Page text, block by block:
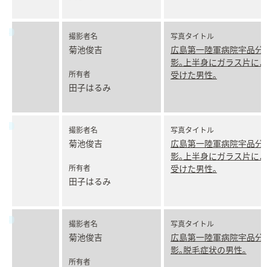
撮影者名
菊池俊吉
所有者
田子はるみ
写真タイトル
広島第一陸軍病院宇品分
影｡上半身にガラス片に
受けた男性｡
撮影者名
菊池俊吉
所有者
田子はるみ
写真タイトル
広島第一陸軍病院宇品分
影｡上半身にガラス片に
受けた男性｡
撮影者名
菊池俊吉
所有者
写真タイトル
広島第一陸軍病院宇品分
影｡脱毛症状の男性｡